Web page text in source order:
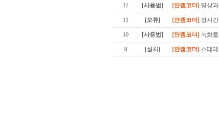
12 [사용법] [안캠코더] 영상
11 [오류] [안캠코더] 장시
10 [사용법] [안캠코더] 녹화
9 [설치] [안캠코더] 스테